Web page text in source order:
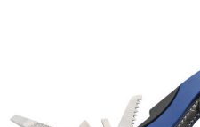
Kledingaccessoires